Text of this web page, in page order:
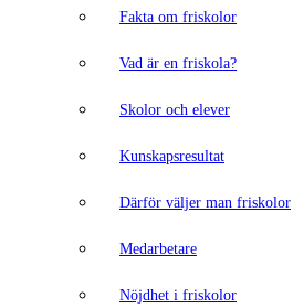
Fakta om friskolor
Vad är en friskola?
Skolor och elever
Kunskapsresultat
Därför väljer man friskolor
Medarbetare
Nöjdhet i friskolor